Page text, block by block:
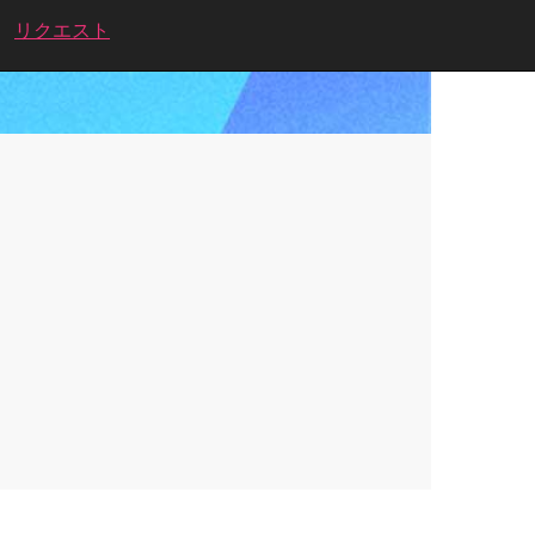
リクエスト